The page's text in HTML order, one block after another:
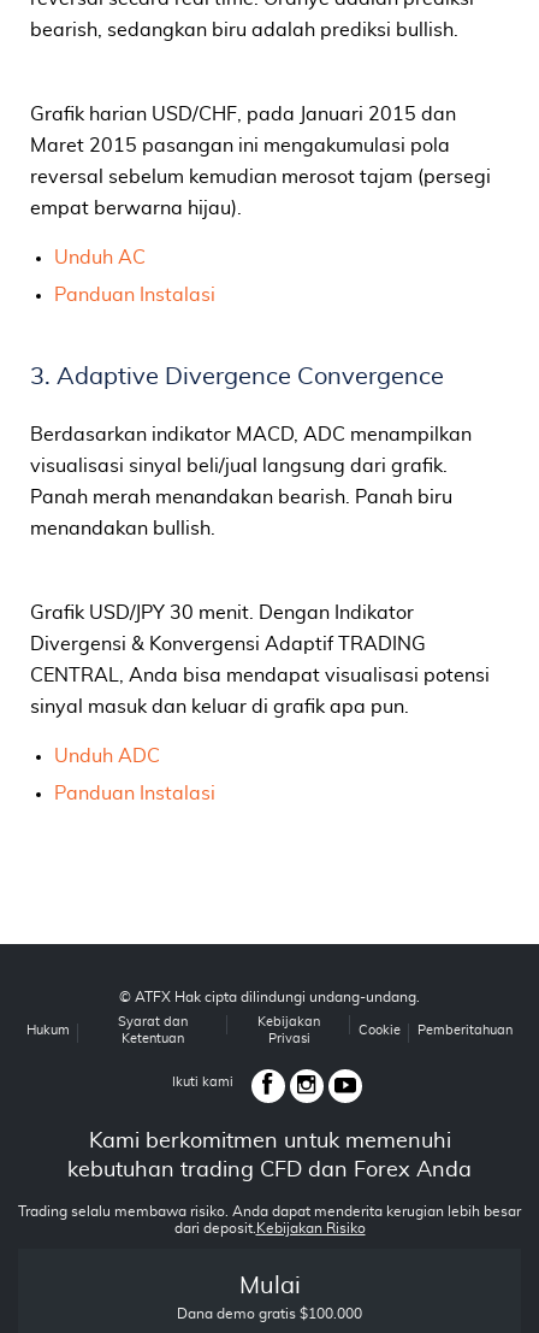
bearish, sedangkan biru adalah prediksi bullish.
Grafik harian USD/CHF, pada Januari 2015 dan
Maret 2015 pasangan ini mengakumulasi pola
reversal sebelum kemudian merosot tajam (persegi
empat berwarna hijau).
Unduh AC
Panduan Instalasi
3. Adaptive Divergence Convergence
Berdasarkan indikator MACD, ADC menampilkan
visualisasi sinyal beli/jual langsung dari grafik.
Panah merah menandakan bearish. Panah biru
menandakan bullish.
Grafik USD/JPY 30 menit. Dengan Indikator
Divergensi & Konvergensi Adaptif TRADING
CENTRAL, Anda bisa mendapat visualisasi potensi
sinyal masuk dan keluar di grafik apa pun.
Unduh ADC
Panduan Instalasi
© ATFX Hak cipta dilindungi undang-undang.
Hukum
Syarat dan
Ketentuan
Kebijakan
Privasi
Cookie Pemberitahuan
Ikuti kami
Kami berkomitmen untuk memenuhi
kebutuhan trading CFD dan Forex Anda
Trading selalu membawa risiko. Anda dapat menderita kerugian lebih besar
dari deposit. Kebijakan Risiko
Mulai
Dana demo gratis $100.000